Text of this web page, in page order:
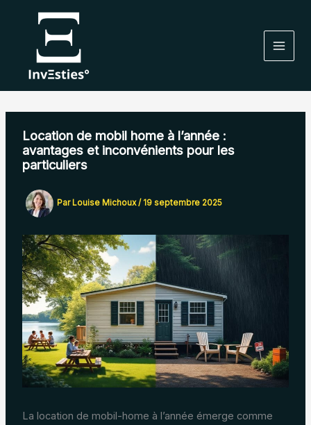
Location de mobil home à l’année :
avantages et inconvénients pour les
particuliers
Par Louise Michoux/ 19 septembre 2025
La location de mobil-home à l’année émerge comme